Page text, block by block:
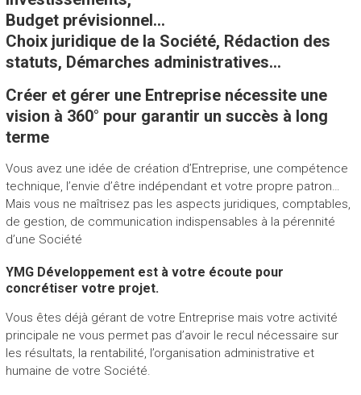
Budget prévisionnel…
Choix juridique de la Société, Rédaction des
statuts, Démarches administratives…
Créer et gérer une Entreprise nécessite une
vision à 360° pour garantir un succès à long
terme
Vous avez une idée de création d’Entreprise, une compétence
technique, l’envie d’être indépendant et votre propre patron…
Mais vous ne maîtrisez pas les aspects juridiques, comptables,
de gestion, de communication indispensables à la pérennité
d’une Société
YMG Développement est à votre écoute pour
concrétiser votre projet.
Vous êtes déjà gérant de votre Entreprise mais votre activité
principale ne vous permet pas d’avoir le recul nécessaire sur
les résultats, la rentabilité, l’organisation administrative et
humaine de votre Société.